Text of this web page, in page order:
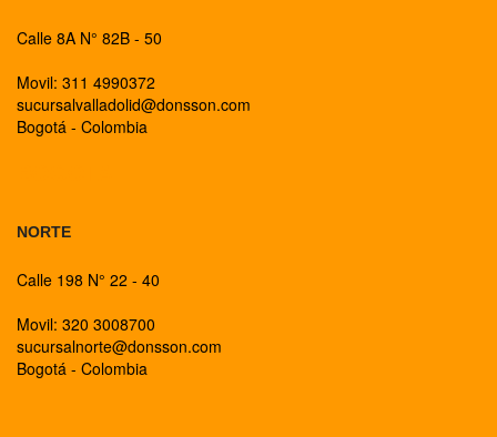
Calle 8A N° 82B - 50
Movil: 311 4990372
sucursalvalladolid@donsson.com
Bogotá - Colombia
NORTE
Calle 198 N° 22 - 40
Movil: 320 3008700
sucursalnorte@donsson.com
Bogotá - Colombia